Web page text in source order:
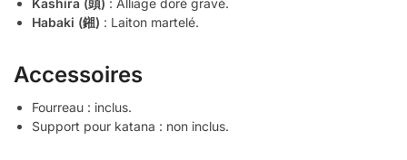
Habaki (鎺) : Laiton martelé.
Accessoires
Fourreau : inclus.
Support pour katana : non inclus.